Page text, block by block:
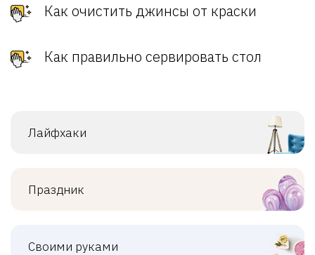
Как очистить джинсы от краски
Как правильно сервировать стол
Лайфхаки
Праздник
Своими руками